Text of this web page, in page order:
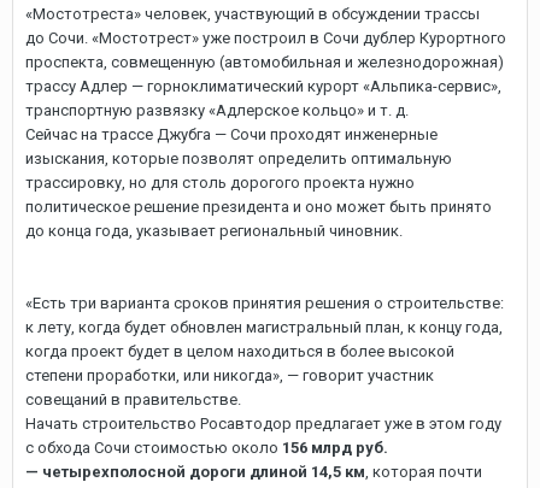
«Мостотреста» человек, участвующий в обсуждении трассы
до Сочи. «Мостотрест» уже построил в Сочи дублер Курортного
проспекта, совмещенную (автомобильная и железнодорожная)
трассу Адлер — горноклиматический курорт «Альпика-сервис»,
транспортную развязку «Адлерское кольцо» и т. д.
Сейчас на трассе Джубга — Сочи проходят инженерные
изыскания, которые позволят определить оптимальную
трассировку, но для столь дорогого проекта нужно
политическое решение президента и оно может быть принято
до конца года, указывает региональный чиновник.
«Есть три варианта сроков принятия решения о строительстве:
к лету, когда будет обновлен магистральный план, к концу года,
когда проект будет в целом находиться в более высокой
степени проработки, или никогда», — говорит участник
совещаний в правительстве.
Начать строительство Росавтодор предлагает уже в этом году
с обхода Сочи стоимостью около 156 млрд руб.
— четырехполосной дороги длиной 14,5 км, которая почти